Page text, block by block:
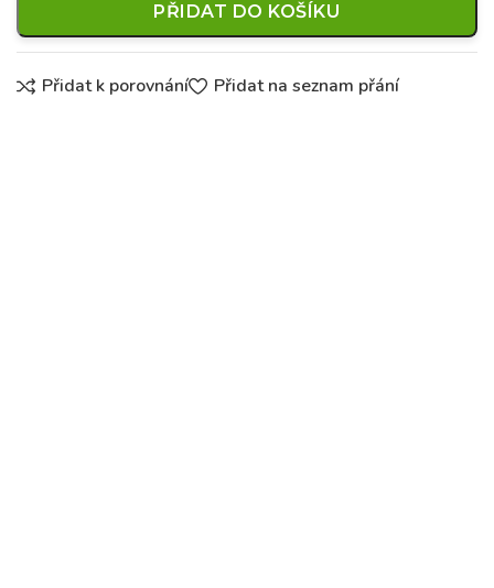
PŘIDAT DO KOŠÍKU
Přidat k porovnání Přidat na seznam přání